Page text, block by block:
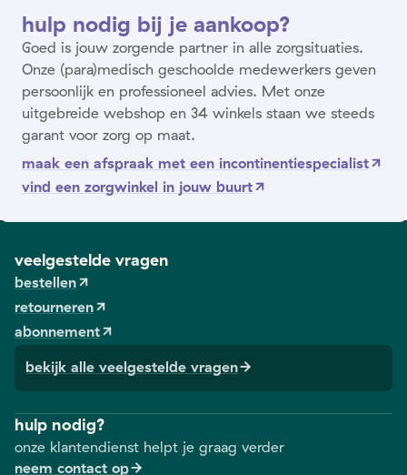
hulp nodig bij je aankoop?
Goed is jouw zorgende partner in alle zorgsituaties.
Onze (para)medisch geschoolde medewerkers geven
persoonlijk en professioneel advies. Met onze
uitgebreide webshop en 34 winkels staan we steeds
garant voor zorg op maat.
maak een afspraak met een incontinentiespecialist
vind een zorgwinkel in jouw buurt
veelgestelde vragen
bestellen
retourneren
abonnement
bekijk alle veelgestelde vragen
hulp nodig?
onze klantendienst helpt je graag verder
neem contact op